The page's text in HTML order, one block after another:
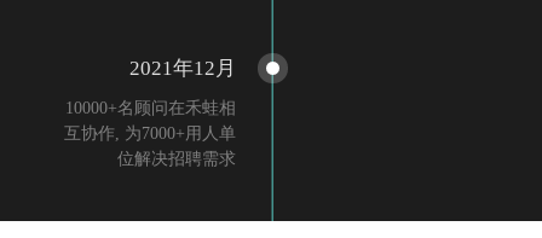
2021年12月
10000+名顾问在禾蛙相
互协作, 为7000+用人单
位解决招聘需求